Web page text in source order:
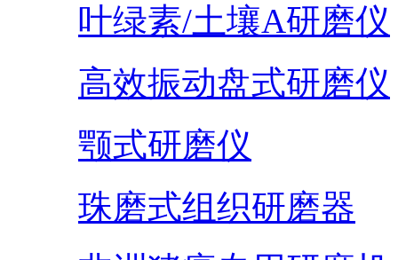
叶绿素/土壤A研磨仪
高效振动盘式研磨仪
颚式研磨仪
珠磨式组织研磨器